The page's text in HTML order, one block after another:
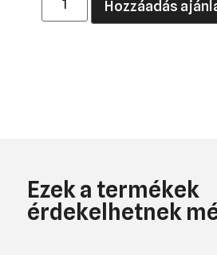
Hozzáadás
Ezek a termékek
érdekelhetnek